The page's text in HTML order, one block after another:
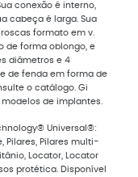
conexão é interno,
cabeça é larga. Sua
formato em v.
de forma oblongo, e
diâmetros e 4
de fenda em forma de
o catálogo. Gi
de implantes.
Universal®:
Pilares, Pilares multi-
Locator, Locator
protética. Disponível